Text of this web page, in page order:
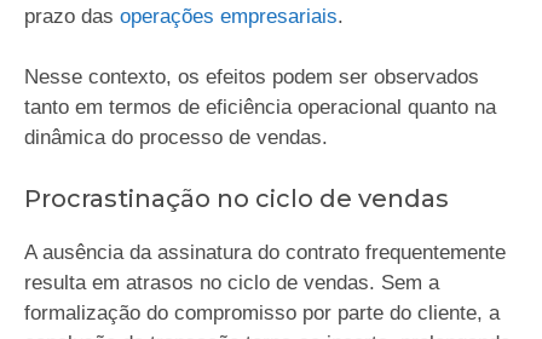
prazo das operações empresariais.
Nesse contexto, os efeitos podem ser observados
tanto em termos de eficiência operacional quanto na
dinâmica do processo de vendas.
Procrastinação no ciclo de vendas
A ausência da assinatura do contrato frequentemente
resulta em atrasos no ciclo de vendas. Sem a
formalização do compromisso por parte do cliente, a